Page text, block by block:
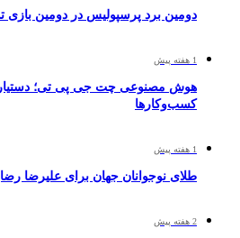
دومین برد پرسپولیس در دومین بازی
1 هفته پیش
هوش مصنوعی چت جی پی تی؛ دستیار
کسب‌وکارها
1 هفته پیش
طلای نوجوانان جهان برای علیرضا
2 هفته پیش